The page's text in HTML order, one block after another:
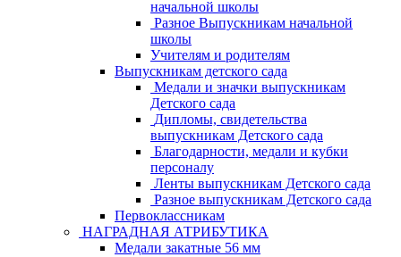
начальной школы
Разное Выпускникам начальной
школы
Учителям и родителям
Выпускникам детского сада
Медали и значки выпускникам
Детского сада
Дипломы, свидетельства
выпускникам Детского сада
Благодарности, медали и кубки
персоналу
Ленты выпускникам Детского сада
Разное выпускникам Детского сада
Первоклассникам
НАГРАДНАЯ АТРИБУТИКА
Медали закатные 56 мм